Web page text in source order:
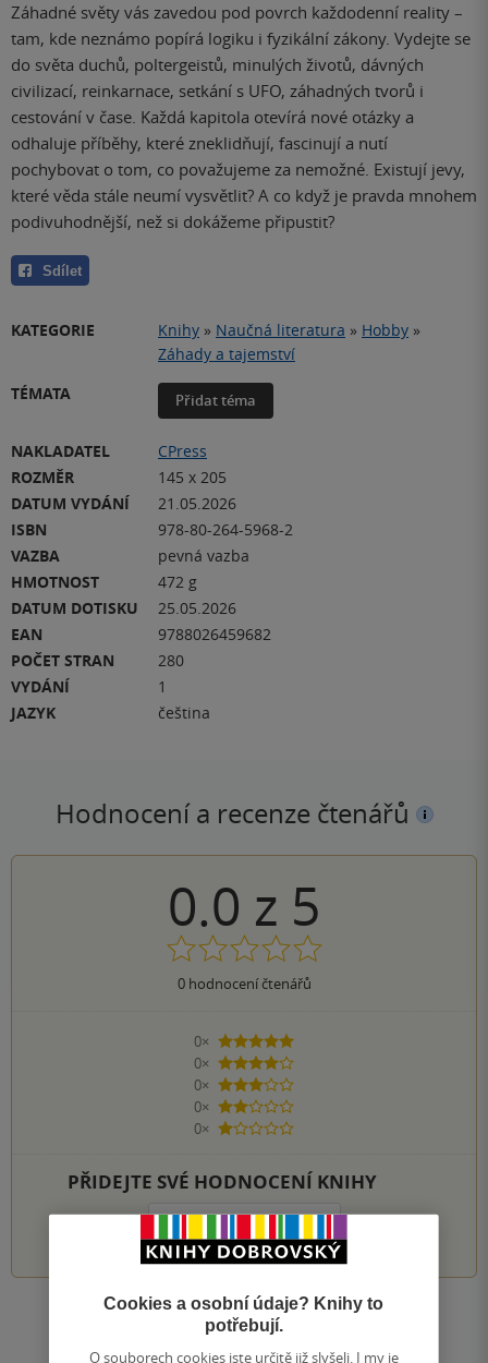
Záhadné světy vás zavedou pod povrch každodenní reality –
tam, kde neznámo popírá logiku i fyzikální zákony. Vydejte se
do světa duchů, poltergeistů, minulých životů, dávných
civilizací, reinkarnace, setkání s UFO, záhadných tvorů i
cestování v čase. Každá kapitola otevírá nové otázky a
odhaluje příběhy, které zneklidňují, fascinují a nutí
pochybovat o tom, co považujeme za nemožné. Existují jevy,
které věda stále neumí vysvětlit? A co když je pravda mnohem
podivuhodnější, než si dokážeme připustit?
Sdílet
KATEGORIE Knihy » Naučná literatura » Hobby »
Záhady a tajemství
TÉMATA
Přidat téma
NAKLADATEL
CPress
ROZMĚR
145 x 205
DATUM VYDÁNÍ
21.05.2026
ISBN
978-80-264-5968-2
VAZBA
pevná vazba
HMOTNOST
472 g
DATUM DOTISKU
25.05.2026
EAN
9788026459682
POČET STRAN
280
VYDÁNÍ
1
JAZYK
čeština
Hodnocení a recenze čtenářů
0.0 z 5
0hodnocení čtenářů
0×
5 hvězdiček
0×
4 hvězdičky
0×
3 hvězdičky
0×
2 hvězdičky
0×
1 hvezdička
PŘIDEJTE SVÉ HODNOCENÍ KNIHY
Zobrazit všechna hodnocení
Cookies a osobní údaje? Knihy to
potřebují.
O souborech cookies jste určitě již slyšeli. I my je